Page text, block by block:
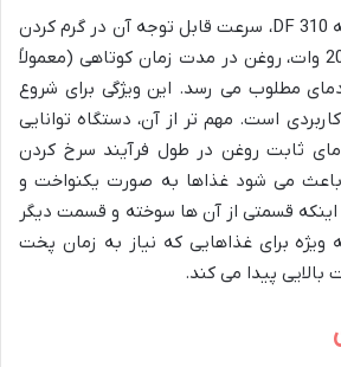
یکی از نقاط قوت برجسته DF 310، سرعت قابل توجه آن در گرم کردن
روغن است. با توان 2000 وات، روغن در مدت زمان کوتاهی (معمولاً
به دمای مطلوب می رسد. این ویژگی برای شروع
است. مهم تر از آن، دستگاه توانایی
ثابت روغن در طول فرآیند سرخ کردن
باعث می شود غذاها به صورت یکنواخت و
قسمتی از آن ها سوخته و قسمت دیگر
ویژه برای غذاهایی که نیاز به زمان پخت
بالایی پیدا می کند.